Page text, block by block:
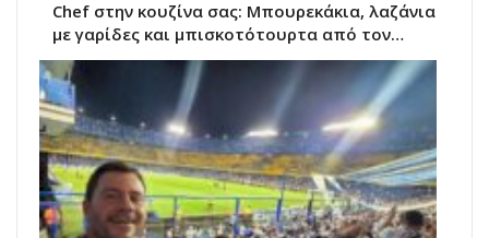
Chef στην κουζίνα σας: Μπουρεκάκια, λαζάνια
με γαρίδες και μπισκοτότουρτα από τον…